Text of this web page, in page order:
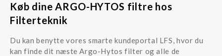
Køb dine ARGO-HYTOS filtre hos
Filterteknik
Du kan benytte vores smarte kundeportal LFS, hvor du
kan finde dit næste Argo-Hytos filter og alle de